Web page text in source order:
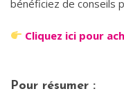
bénéficiez de conseils
Cliquez ici pour
Pour résumer :